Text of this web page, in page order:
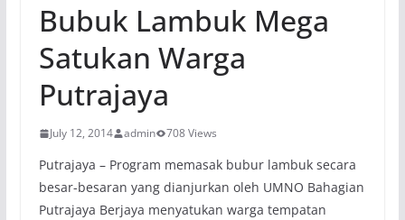
Bubuk Lambuk Mega
Satukan Warga
Putrajaya
July 12, 2014 admin 708 Views
Putrajaya – Program memasak bubur lambuk secara
besar-besaran yang dianjurkan oleh UMNO Bahagian
Putrajaya Berjaya menyatukan warga tempatan